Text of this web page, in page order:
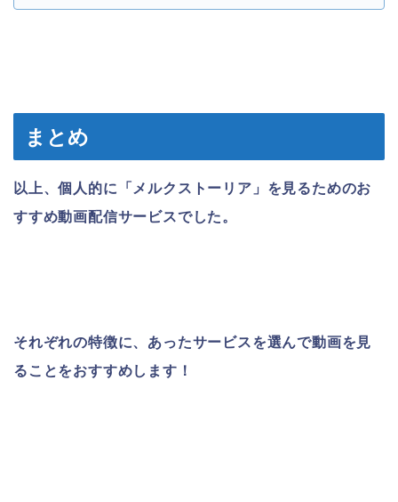
まとめ
以上、個人的に「メルクストーリア」を見るためのお
すすめ動画配信サービスでした。
それぞれの特徴に、あったサービスを選んで動画を見
ることをおすすめします！